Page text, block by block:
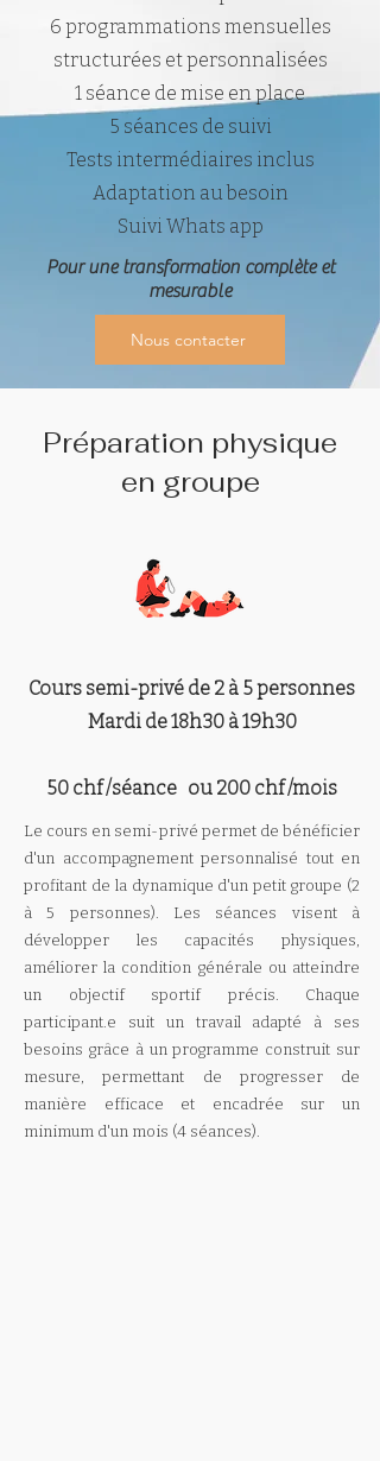
6 programmations mensuelles
structurées et personnalisées
1 séance de mise en place
5 séances de suivi
Tests intermédiaires inclus
Adaptation au besoin
Suivi Whats app
Pour une transformation complète et
mesurable
Nous contacter
Préparation physique
en groupe
Cours semi-privé de 2 à 5 personnes
Mardi de 18h30 à 19h30
50 chf /séance ou 200 chf /mois
Le cours en semi-privé permet de bénéficier
d'un accompagnement personnalisé tout en
profitant de la dynamique d'un petit groupe (2
à 5 personnes). Les séances visent à
développer les capacités physiques,
améliorer la condition générale ou atteindre
un objectif sportif précis. Chaque
participant.e suit un travail adapté à ses
besoins grâce à un programme construit sur
mesure, permettant de progresser de
manière efficace et encadrée sur un
minimum d'un mois (4 séances).